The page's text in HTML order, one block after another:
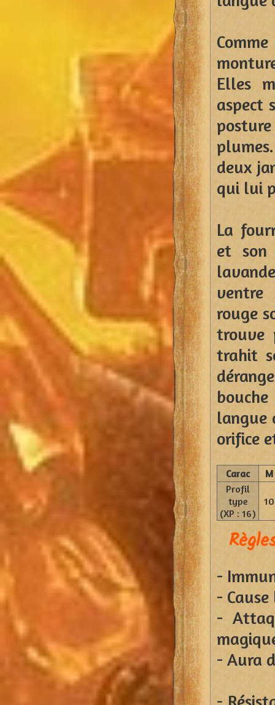
Elles
aspect
deux
qui lui
La
et son
rouge
trouve
trahit
langue
orifice
Carac
M
Profil
type
(XP : 16)
10
-
-
-
- Aura